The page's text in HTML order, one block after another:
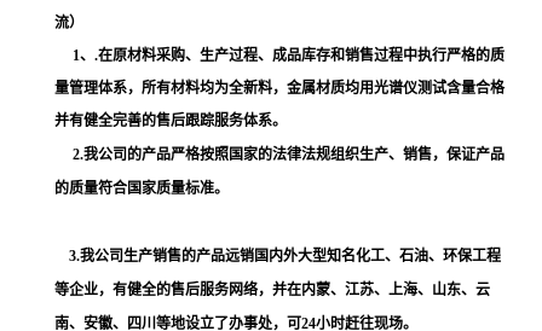
流）
1、 .在原材料采购、生产过程、成品库存和销售过程中执行严格的质
量管理体系，所有材料均为全新料， 金属材质均用光谱仪测试含量合格
并有健全完善的售后跟踪服务体系。
2.我公司的产品严格按照国家的法律法规组织生产、销售，保证产品
的质量符合国家质量标准。
3.我公司生产销售的产品远销国内外大型知名化工、石油、环保工程
等企业，有健全的售后服务网络，并在内蒙、江苏、上海、山东、云
南、安徽、四川等地设立了办事处，可24小时赶往现场。